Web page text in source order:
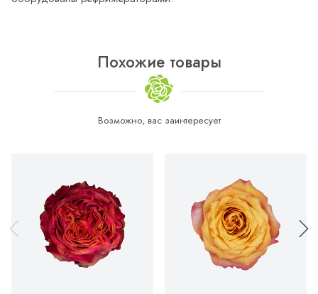
Похожие товары
Возможно, вас заинтересует